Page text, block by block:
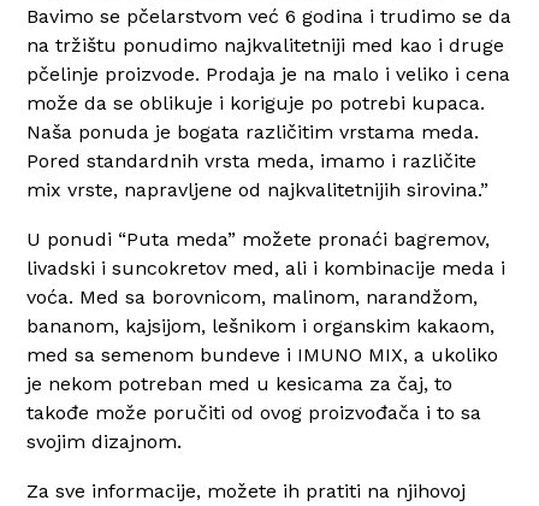
Bavimo se pčelarstvom već 6 godina i trudimo se da
na tržištu ponudimo najkvalitetniji med kao i druge
pčelinje proizvode. Prodaja je na malo i veliko i cena
može da se oblikuje i koriguje po potrebi kupaca.
Naša ponuda je bogata različitim vrstama meda.
Pored standardnih vrsta meda, imamo i različite
mix vrste, napravljene od najkvalitetnijih sirovina.”
U ponudi “Puta meda” možete pronaći bagremov,
livadski i suncokretov med, ali i kombinacije meda i
voća. Med sa borovnicom, malinom, narandžom,
bananom, kajsijom, lešnikom i organskim kakaom,
med sa semenom bundeve i IMUNO MIX, a ukoliko
je nekom potreban med u kesicama za čaj, to
takođe može poručiti od ovog proizvođača i to sa
svojim dizajnom.
Za sve informacije, možete ih pratiti na njihovoj